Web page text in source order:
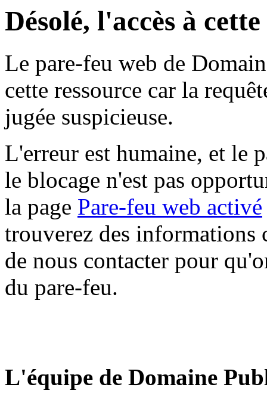
Désolé, l'accès à
Le pare-feu web de
cette ressource car la
jugée suspicieuse.
L'erreur est humaine, et le
le blocage n'est pas
la page Pare-feu web activé
trouverez des informations
de nous contacter pour
du pare-feu.
L'équipe de Domaine